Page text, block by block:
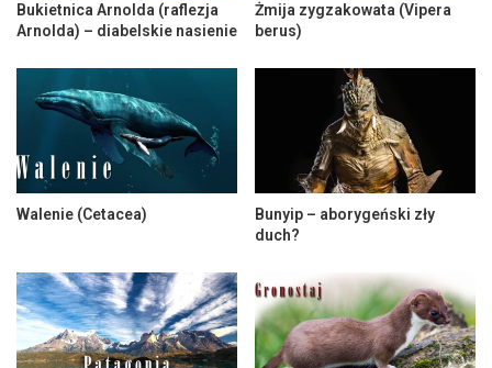
Bukietnica Arnolda (raflezja
Arnolda) – diabelskie nasienie
Żmija zygzakowata (Vipera
berus)
Walenie (Cetacea)
Bunyip – aborygeński zły
duch?